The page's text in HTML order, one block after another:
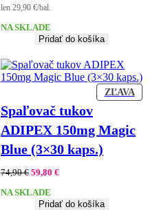
len 29,90 €/bal.
NA SKLADE
Pridať do košíka
ZĽAVA
Spaľovač tukov
ADIPEX 150mg Magic
Blue (3×30 kaps.)
74,90€ Pôvodná
bola:
74,90 €.
59,80 €Aktuálna
59,80 €.
NA SKLADE
Pridať do košíka